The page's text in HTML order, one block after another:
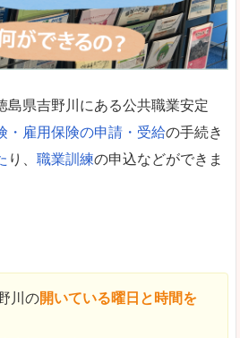
島県吉野川にある公共職業安定
・雇用保険の申請・受給の手続き
り、 職業訓練の申込などができま
川の開いている曜日と時間を